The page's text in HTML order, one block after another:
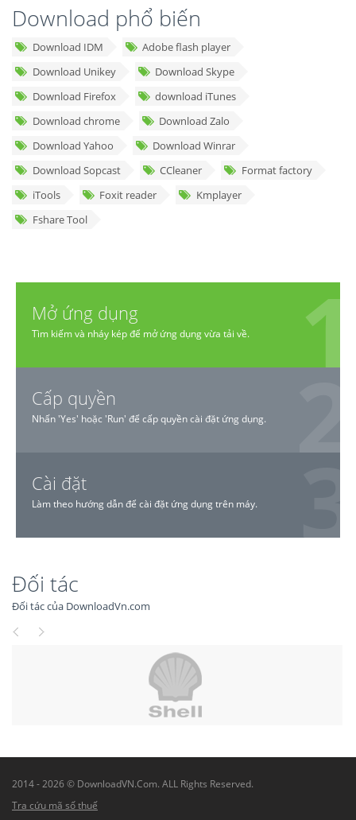
Download phổ biến
Download IDM
Adobe flash player
Download Unikey
Download Skype
Download Firefox
download iTunes
Download chrome
Download Zalo
Download Yahoo
Download Winrar
Download Sopcast
CCleaner
Format factory
iTools
Foxit reader
Kmplayer
Fshare Tool
Mở ứng dụng
Tìm kiếm và nháy kép để mở ứng dụng vừa tải về.
Cấp quyền
Nhấn 'Yes' hoặc 'Run' để cấp quyền cài đặt ứng dụng.
Cài đặt
Làm theo hướng dẫn để cài đặt ứng dụng trên máy.
Đối tác
Đối tác của DownloadVn.com
2014 - 2026 © DownloadVN.Com. ALL Rights Reserved.
Tra cứu mã số thuế